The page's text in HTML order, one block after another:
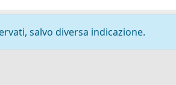
salvo diversa indicazione.